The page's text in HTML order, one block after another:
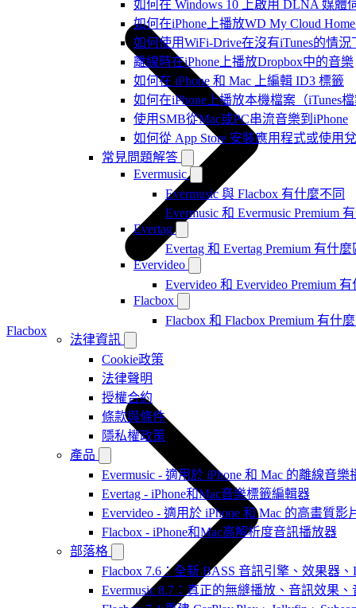
如何在 Windows 10 上啟用 DLNA 媒體
如何在iPhone上播放WD My Cloud
如何使用WiFi-Drive在沒有iTunes的情
離線時在iPhone上播放Dropbox中的音樂
如何在 iPhone 和 Mac 上編輯 ID3 標籤
如何在iPhone上播放本機檔案（iTunes
使用SMB從Mac或PC串流音樂到iPhone
如何從 App Store 安裝應用程式或使用
常見問題解答
Evermusic
Evermusic 與 Flacbox 有什麼不同
Evermusic 和 Evermusic Premium
Evertag
Evertag 和 Evertag Premium 有什
Evervideo
Evervideo 和 Evervideo Premium
Flacbox
Flacbox 和 Flacbox Premium 有什
法律資訊
Cookie政策
法律聲明
授權合約
條款與條件
隱私權政策
產品
Evermusic - 適用於 iPhone 和 Mac 的離線音樂
Evertag - iPhone和Mac音樂標籤編輯器
Evervideo - 適用於 iPhone 和 Mac 的高畫質影
Flacbox - iPhone和Mac高解析度音訊播放器
部落格
Flacbox 7.6：全新 BASS 音訊引擎、效果器
Evermusic 8.7：真正的無縫播放、音訊效果
Flacbox